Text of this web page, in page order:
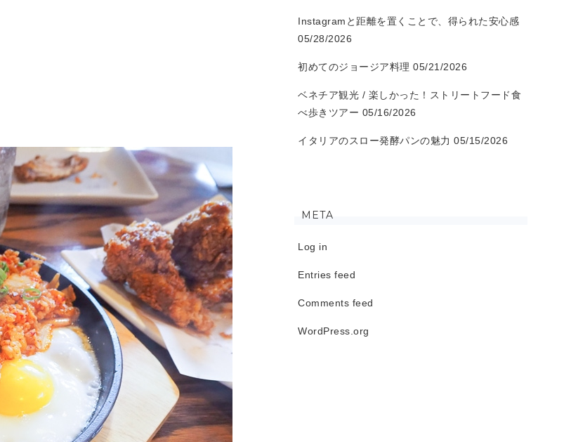
Instagramと距離を置くことで、得られた安心感
05/28/2026
初めてのジョージア料理 05/21/2026
ベネチア観光 / 楽しかった！ストリートフード食
べ歩きツアー 05/16/2026
イタリアのスロー発酵パンの魅力 05/15/2026
META
Log in
Entries feed
Comments feed
WordPress.org